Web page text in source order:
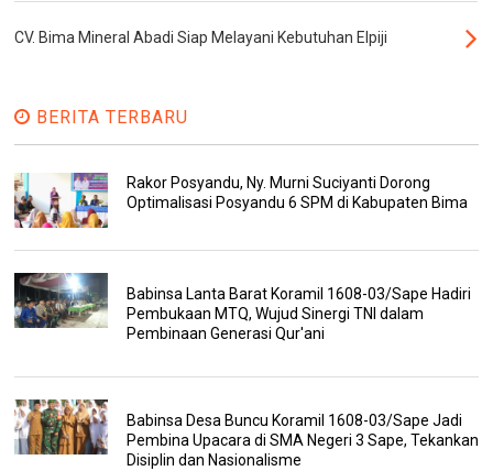
CV. Bima Mineral Abadi Siap Melayani Kebutuhan Elpiji
BERITA TERBARU
Rakor Posyandu, Ny. Murni Suciyanti Dorong
Optimalisasi Posyandu 6 SPM di Kabupaten Bima
Babinsa Lanta Barat Koramil 1608-03/Sape Hadiri
Pembukaan MTQ, Wujud Sinergi TNI dalam
Pembinaan Generasi Qur'ani
Babinsa Desa Buncu Koramil 1608-03/Sape Jadi
Pembina Upacara di SMA Negeri 3 Sape, Tekankan
Disiplin dan Nasionalisme